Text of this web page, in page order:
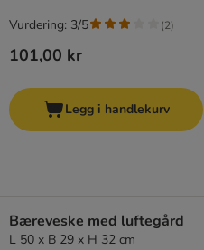
101,00 kr
Vurdering: 3/5 (2)
Legg i handlekurv
Bæreveske med luftegård
L 50 x B 29 x H 32 cm